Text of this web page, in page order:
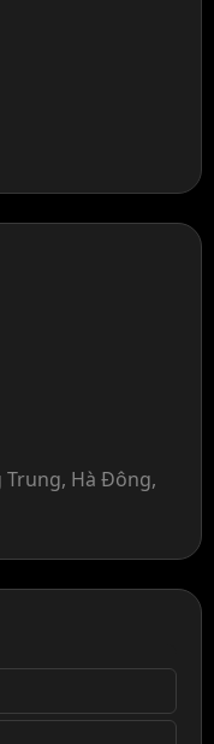
Trung, Hà Đông,